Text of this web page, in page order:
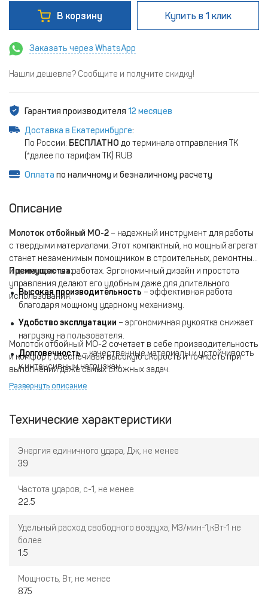
В корзину Купить в 1 клик
Заказать через WhatsApp
Нашли дешевле? Сообщите и получите скидку!
Гарантия производителя 12 месяцев
Доставка в Екатеринбурге:
По России: БЕСПЛАТНО до терминала отправления ТК
(*далее по тарифам ТК) RUB
Оплата по наличному и безналичному расчету
Описание
Молоток отбойный МО-2 – надежный инструмент для работы
с твердыми материалами. Этот компактный, но мощный агрегат
станет незаменимым помощником в строительных, ремонтных
и демонтажных работах. Эргономичный дизайн и простота
управления делают его удобным даже для длительного
использования.
Преимущества:
Высокая производительность – эффективная работа
благодаря мощному ударному механизму.
Удобство эксплуатации – эргономичная рукоятка снижает
нагрузку на пользователя.
Долговечность– качественные материалы и устойчивость
к интенсивным нагрузкам.
Компактность– удобство транспортировки и работы в
Молоток отбойный МО-2 сочетает в себе производительность
и комфорт, обеспечивая высокую скорость и точность при
выполнении даже самых сложных задач.
Развернуть описание
Технические характеристики
Энергия единичного удара, Дж, не менее
39
Частота ударов, с-1, не менее
22.5
Удельный расход свободного воздуха, М3/мин-1,кВт-1 не
более
1.5
Мощность, Вт, не менее
875